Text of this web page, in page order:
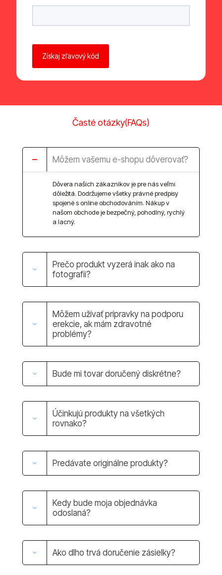
Časté otázky(FAQs)
Môžem vašemu e-shopu dôverovať?
Dôvera naších zákazníkov je pre nás veľmi
dôležitá. Dodržujeme všetky právné predpisy
spojené s online obchodováním. Nákup v
našom obchode je bezpečný, pohodlný, rychlý
a lacný.
Prečo produkt vyzerá inak ako na
fotografii?
Môžem užívať prípravky na podporu
erekcie, ak mám zdravotné
problémy?
Bude mi tovar doručený diskrétne?
Účinkujú produkty na všetkých
rovnako?
Predávate originálne produkty?
Kedy bude moja objednávka
odoslaná?
Ako dlho trvá doručenie zásielky?